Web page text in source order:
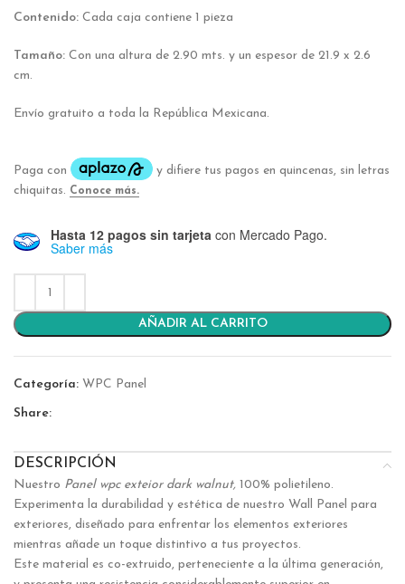
Contenido: Cada caja contiene 1 pieza
Tamaño: Con una altura de 2.90 mts. y un espesor de 21.9 x 2.6
cm.
Envío gratuito a toda la República Mexicana.
Hasta 12 pagos sin tarjeta con Mercado Pago.
Saber más
AÑADIR AL CARRITO
Categoría: WPC Panel
Share:
DESCRIPCIÓN
Nuestro Panel wpc exteior dark walnut, 100% polietileno.
Experimenta la durabilidad y estética de nuestro Wall Panel para
exteriores, diseñado para enfrentar los elementos exteriores
mientras añade un toque distintivo a tus proyectos.
Este material es co-extruido, perteneciente a la última generación,